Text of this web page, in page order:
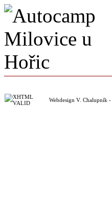
Webdesign V. Chalupník -